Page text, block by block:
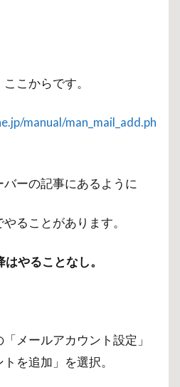
こからです。
manual/man_mail_add.ph
ーの記事にあるように
ることがあります。
やることなし。
メールアカウント設定」
を追加」を選択。